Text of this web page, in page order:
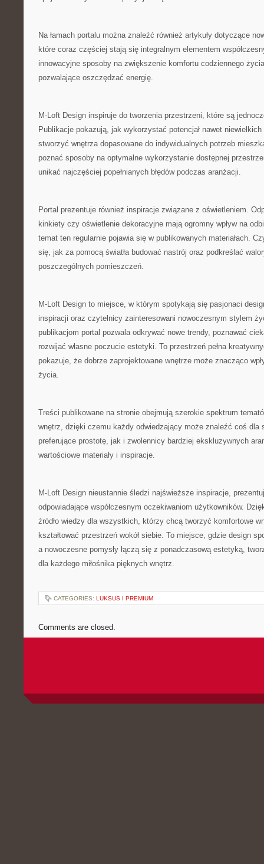
Na łamach portalu można znaleźć również artykuły dotyczące
które coraz częściej stają się integralnym elementem
innowacyjne sposoby na zwiększenie komfortu codziennego
pozwalające oszczędzać energię.
M-Loft Design inspiruje do tworzenia przestrzeni, które są
Publikacje pokazują, jak wykorzystać potencjał nawet
stworzyć wnętrza dopasowane do indywidualnych potrzeb
poznać sposoby na optymalne wykorzystanie dostępnej
unikać najczęściej popełnianych błędów podczas aranżacji.
Portal prezentuje również inspiracje związane z oświetleniem.
kinkiety czy oświetlenie dekoracyjne mają ogromny wpływ na
temat ten regularnie pojawia się w publikowanych materiałach.
się, jak za pomocą światła budować nastrój oraz podkreślać
poszczególnych pomieszczeń.
M-Loft Design to miejsce, w którym spotykają się pasjonaci
inspiracji oraz czytelnicy zainteresowani nowoczesnym stylem
publikacjom portal pozwala odkrywać nowe trendy, poznawać
rozwijać własne poczucie estetyki. To przestrzeń pełna
pokazuje, że dobrze zaprojektowane wnętrze może znacząco
życia.
Treści publikowane na stronie obejmują szerokie spektrum
wnętrz, dzięki czemu każdy odwiedzający może znaleźć coś dla
preferujące prostotę, jak i zwolennicy bardziej ekskluzywnych
wartościowe materiały i inspiracje.
M-Loft Design nieustannie śledzi najświeższe inspiracje,
odpowiadające współczesnym oczekiwaniom użytkowników.
źródło wiedzy dla wszystkich, którzy chcą tworzyć komfortowe
kształtować przestrzeń wokół siebie. To miejsce, gdzie design
a nowoczesne pomysły łączą się z ponadczasową estetyką,
dla każdego miłośnika pięknych wnętrz.
CATEGORIES: LUKSUS I PREMIUM
Comments are closed.